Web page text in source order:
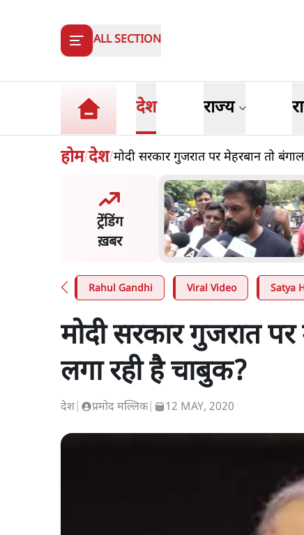
ALL SECTION
देश राज्य
होम/देश/मोदी सरकार गुजरात पर मेहरबान तो
ट्रेंडिंग
ख़बर
में काला नहीं, पूरी दाल ही
वाहनों को बरबाद कर रहा है
Rahul Gandhi Viral Video Satya
मोदी सरकार गुजरात
लगा रही है चाबुक?
देश प्रमोद मल्लिक| 12 MAY, 2020